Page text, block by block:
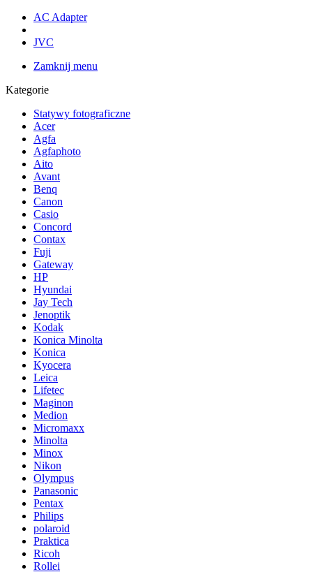
AC Adapter
JVC
Zamknij menu
Kategorie
Statywy fotograficzne
Acer
Agfa
Agfaphoto
Aito
Avant
Benq
Canon
Casio
Concord
Contax
Fuji
Gateway
HP
Hyundai
Jay Tech
Jenoptik
Kodak
Konica Minolta
Konica
Kyocera
Leica
Lifetec
Maginon
Medion
Micromaxx
Minolta
Minox
Nikon
Olympus
Panasonic
Pentax
Philips
polaroid
Praktica
Ricoh
Rollei